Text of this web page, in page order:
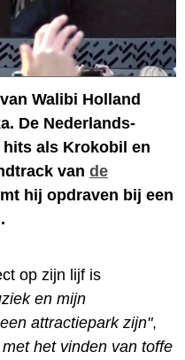
Walibi Holland
De Nederlands-
hits als Krokobil en
van de
hij opdraven bij een
op zijn lijf is
en mijn
attractiepark zijn",
het vinden van toffe